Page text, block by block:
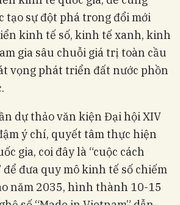
tạo sự đột phá trong đổi mới
kinh tế số, kinh tế xanh, kinh
gia sâu chuỗi giá trị toàn cầu
vọng phát triển đất nước phồn
dự thảo văn kiện Đại hội XIV
ý chí, quyết tâm thực hiện
gia, coi đây là “cuộc cách
để đưa quy mô kinh tế số chiếm
năm 2035, hình thành 10-15